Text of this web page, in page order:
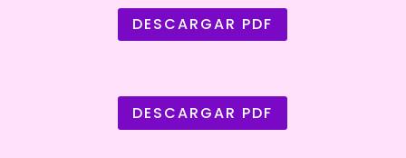
DESCARGAR PDF
DESCARGAR PDF